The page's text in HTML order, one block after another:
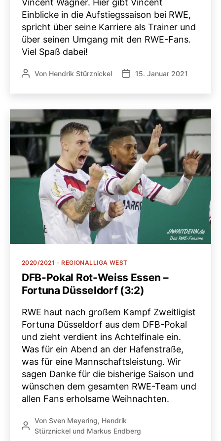
Vincent Wagner. Hier gibt Vincent
Einblicke in die Aufstiegssaison bei RWE,
spricht über seine Karriere als Trainer und
über seinen Umgang mit den RWE-Fans.
Viel Spaß dabei!
Beitragsautor
Von Hendrik Stürznickel Veröffentlichungsdatum
15. Januar 2021
Kategorien
2020/2021 - REGIONALLIGA WEST
DFB-Pokal Rot-Weiss Essen –
Fortuna Düsseldorf (3:2)
RWE haut nach großem Kampf Zweitligist
Fortuna Düsseldorf aus dem DFB-Pokal
und zieht verdient ins Achtelfinale ein.
Was für ein Abend an der Hafenstraße,
was für eine Mannschaftsleistung. Wir
sagen Danke für die bisherige Saison und
wünschen dem gesamten RWE-Team und
allen Fans erholsame Weihnachten.
Beitragsautor
Von Sven Meyering, Hendrik
Stürznickel und Markus Endberg